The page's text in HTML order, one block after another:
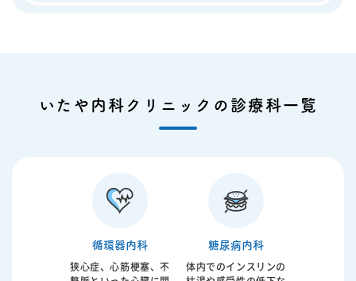
いたや内科クリニックの診療科一覧
循環器内科
狭心症、心筋梗塞、不
糖尿病内科
体内でのインスリンの